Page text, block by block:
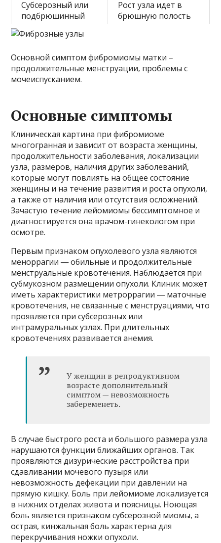
Субсерозный или
подбрюшинный
Рост узла идет в
брюшную полость
Основной симптом фибромиомы матки –
продолжительные менструации, проблемы с
мочеиспусканием.
Основные симптомы
Клиническая картина при фибромиоме
многогранная и зависит от возраста женщины,
продолжительности заболевания, локализации
узла, размеров, наличия других заболеваний,
которые могут повлиять на общее состояние
женщины и на течение развития и роста опухоли,
а также от наличия или отсутствия осложнений.
Зачастую течение лейомиомы бессимптомное и
диагностируется она врачом-гинекологом при
осмотре.
Первым признаком опухолевого узла являются
меноррагии ― обильные и продолжительные
менструальные кровотечения. Наблюдается при
субмукозном размещении опухоли. Клиник может
иметь характеристики метроррагии ― маточные
кровотечения, не связанные с менструациями, что
проявляется при субсерозных или
интрамуральных узлах. При длительных
кровотечениях развивается анемия.
У женщин в репродуктивном
возрасте дополнительный
симптом — невозможность
забеременеть.
В случае быстрого роста и большого размера узла
нарушаются функции ближайших органов. Так
проявляются дизурические расстройства при
сдавливании мочевого пузыря или
невозможность дефекации при давлении на
прямую кишку. Боль при лейомиоме локализуется
в нижних отделах живота и поясницы. Ноющая
боль является признаком субсерозной миомы, а
острая, кинжальная боль характерна для
перекручивания ножки опухоли.